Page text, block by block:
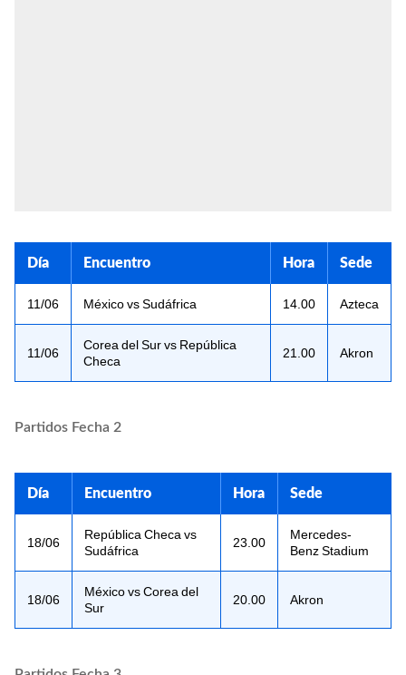
Día Encuentro Hora Sede
11/06 México vs Sudáfrica 14.00 Azteca
11/06
Corea del Sur vs República
Checa
21.00 Akron
Partidos Fecha 2
Día Encuentro Hora Sede
18/06
República Checa vs
Sudáfrica
23.00
Mercedes-
Benz Stadium
18/06
México vs Corea del
Sur
20.00 Akron